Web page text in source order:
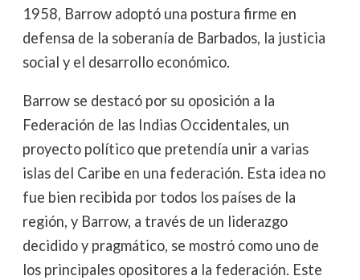
1958, Barrow adoptó una postura firme en
defensa de la soberanía de Barbados, la justicia
social y el desarrollo económico.
Barrow se destacó por su oposición a la
Federación de las Indias Occidentales, un
proyecto político que pretendía unir a varias
islas del Caribe en una federación. Esta idea no
fue bien recibida por todos los países de la
región, y Barrow, a través de un liderazgo
decidido y pragmático, se mostró como uno de
los principales opositores a la federación. Este